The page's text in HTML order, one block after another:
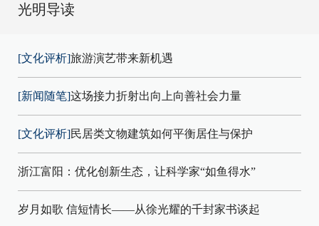
光明导读
[文化评析]旅游演艺带来新机遇
[新闻随笔]这场接力折射出向上向善社会力量
[文化评析]民居类文物建筑如何平衡居住与保护
浙江富阳：优化创新生态，让科学家“如鱼得水”
岁月如歌 信短情长——从徐光耀的千封家书谈起